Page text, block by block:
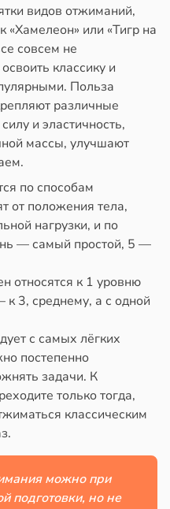
видов отжиманий,
«Хамелеон» или «Тигр на
совсем не
классику и
Польза
различные
и эластичность,
массы, улучшают
по способам
от положения тела,
нагрузки, и по
— самый простой, 5 —
относятся к 1 уровню
3, среднему, а с одной
с самых лёгких
постепенно
задачи. К
только тогда,
классическим
можно при
подготовки, но не